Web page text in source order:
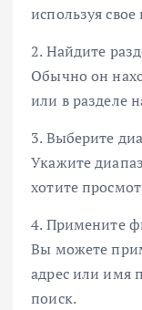
используя
2. Найдите
Обычно он
или в разделе
3. Выберите
Укажите
хотите
4. Примените
Вы можете
адрес или имя
поиск.